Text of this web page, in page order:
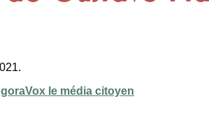
le média citoyen